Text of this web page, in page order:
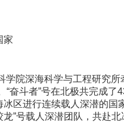
家
深海科学与工程研究所
奋斗者”号在北极共完成
区进行连续载人深潜的国
号载人深潜团队，共赴